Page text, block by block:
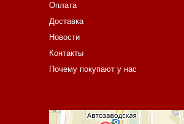
Оплата
Доставка
Новости
Контакты
Почему покупают у нас